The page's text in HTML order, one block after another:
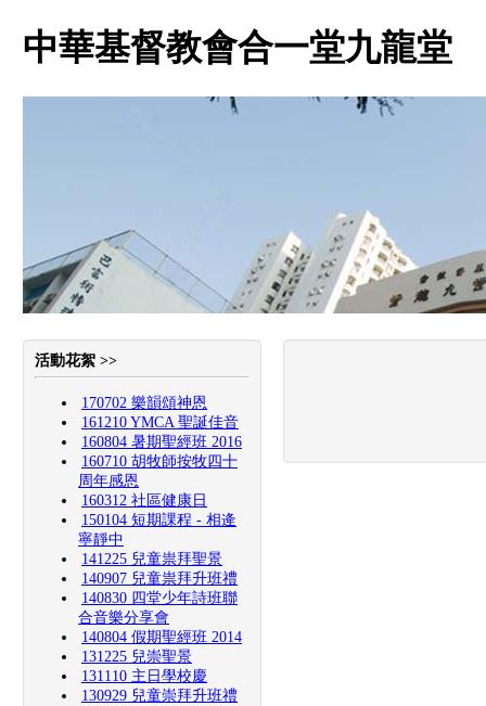
中華基督教會合一堂九龍堂
活動花絮 >>
170702 樂韻頌神恩
161210 YMCA 聖誕佳音
160804 暑期聖經班 2016
160710 胡牧師按牧四十
周年感恩
160312 社區健康日
150104 短期課程 - 相逄
寧靜中
141225 兒童祟拜聖景
140907 兒童祟拜升班禮
140830 四堂少年詩班聯
合音樂分享會
140804 假期聖經班 2014
131225 兒崇聖景
131110 主日學校慶
130929 兒童崇拜升班禮